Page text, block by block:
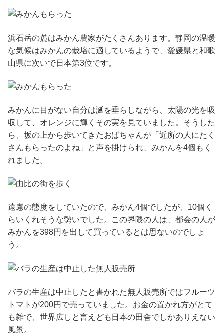
浜石岳の麓はみかん農家がたくさんあります。静岡の温暖
な気候はみかんの栽培に適しているようで、愛媛県と和歌
山県に次いで日本第3位です。
みかんに目がない自分は涎を垂らしながら、太陽の光を吸
収して、オレンジに輝くその実を見ていました。そうした
ら、坂の上から歩いてきたおばちゃんが「近所の人にたく
さんもらったのよね」と声を掛けられ、みかんを4個もく
れました。
遠慮の態度をしていたので、みかん4個でしたが、10個く
らいくれそうな勢いでした。この界隈の人は、都会の人が
みかんを398円を出して買っているとは思ないのでしょ
う。
バラの生産は中止したと書かれた無人販売所ではフルーツ
トマトが200円で売っていました。お金の置かれ方がとて
も雑で、世界広しと言えども日本の田舎でしかありえない
風景。